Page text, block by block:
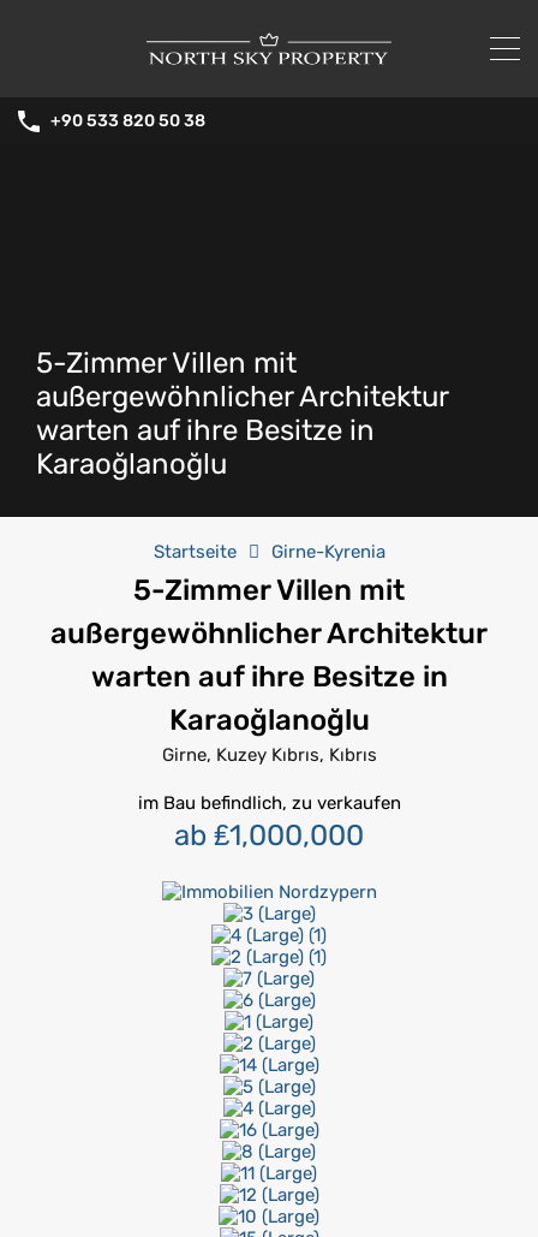
+90 533 820 50 38
5-Zimmer Villen mit
außergewöhnlicher Architektur
warten auf ihre Besitze in
Karaoğlanoğlu
Startseite Girne-Kyrenia
5-Zimmer Villen mit
außergewöhnlicher Architektur
warten auf ihre Besitze in
Karaoğlanoğlu
Girne, Kuzey Kıbrıs, Kıbrıs
im Bau befindlich, zu verkaufen
ab ₤1,000,000